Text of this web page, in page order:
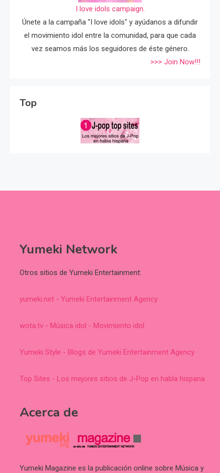
I love idols campaign.
Únete a la campaña "I love idols" y ayúdanos a difundir
el movimiento idol entre la comunidad, para que cada
vez seamos más los seguidores de éste género.
>>> Join Now!!!
Top
Yumeki Network
Otros sitios de Yumeki Entertainment:
yumeki.net - Yumeki Entertainment Agency
wota.tv - Música idol - Movimiento idol
Yumeki Style - Blogs de Yumeki Entertainment Agency
Top Sites - Los mejores sitios de J-Pop en habla hispana
Acerca de
Yumeki Magazine es la publicación online sobre Música y